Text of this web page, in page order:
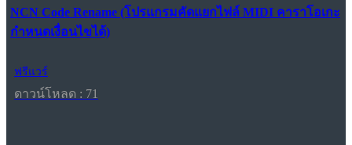
NCN Code Rename (โปรแกรมคัดแยกไฟล์ MIDI คาราโอเกะ
กำหนดเงื่อนไขได้)
ฟรีแวร์
ดาวน์โหลด : 71